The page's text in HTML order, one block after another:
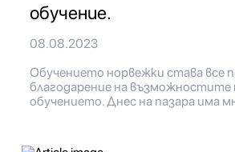
обучение.
08.08.2023
Обучението норвежки става все
благодарение на възможностите
обучението. Днес на пазара има